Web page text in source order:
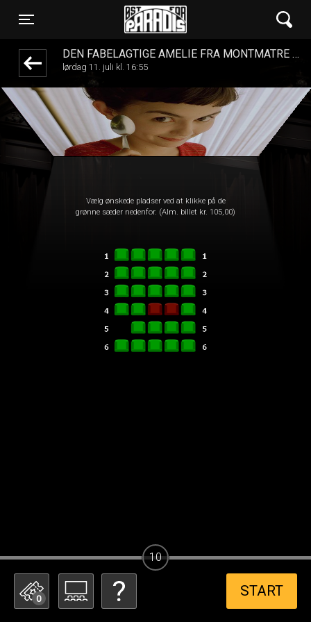
Toggle navigation
Øst for Paradis
DEN FABELAGTIGE AMELIE FRA MONTMATRE (RE-RELEASE)
lørdag 11. juli kl. 16:55
Vælg ønskede pladser ved at klikke på de
grønne sæder nedenfor. (Alm. billet kr. 105,00)
0 START
10
1step-front02 093659